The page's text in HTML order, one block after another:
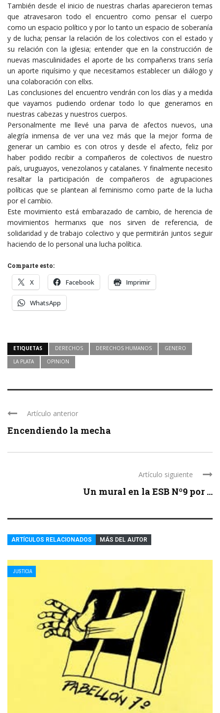
También desde el inicio de nuestras charlas aparecieron temas
que atravesaron todo el encuentro como pensar el cuerpo
como un espacio político y por lo tanto un espacio de soberanía
y de lucha; pensar la relación de los colectivos con el estado y
su relación con la iglesia; entender que en la construcción de
nuevas masculinidades el aporte de lxs compañerxs trans sería
un aporte riquísimo y que necesitamos establecer un diálogo y
una colaboración con ellxs.
Las conclusiones del encuentro vendrán con los días y a medida
que vayamos pudiendo ordenar todo lo que generamos en
nuestras cabezas y nuestros cuerpos.
Personalmente me llevé una parva de afectos nuevos, una
alegría inmensa de ver una vez más que la mejor forma de
generar un cambio es con otros y desde el afecto, feliz por
haber podido recibir a compañeros de colectivos de nuestro
país, uruguayos, venezolanos y catalanes. Y finalmente necesito
resaltar la participación de compañeros de agrupaciones
políticas que se plantean al feminismo como parte de la lucha
por el cambio.
Este movimiento está embarazado de cambio, de herencia de
movimientos hermanxs que nos sirven de referencia, de
solidaridad y de trabajo colectivo y que permitirán juntos seguir
haciendo de lo personal una lucha política.
Comparte esto:
X Facebook Imprimir
WhatsApp
ETIQUETAS DERECHOS DERECHOS HUMANOS
GENERO
LA PLATA
OPINION
Artículo anterior
Encendiendo la mecha
Artículo siguiente
Un mural en la ESB Nº9 por ...
ARTÍCULOS RELACIONADOS MÁS DEL AUTOR
JUSTICIA